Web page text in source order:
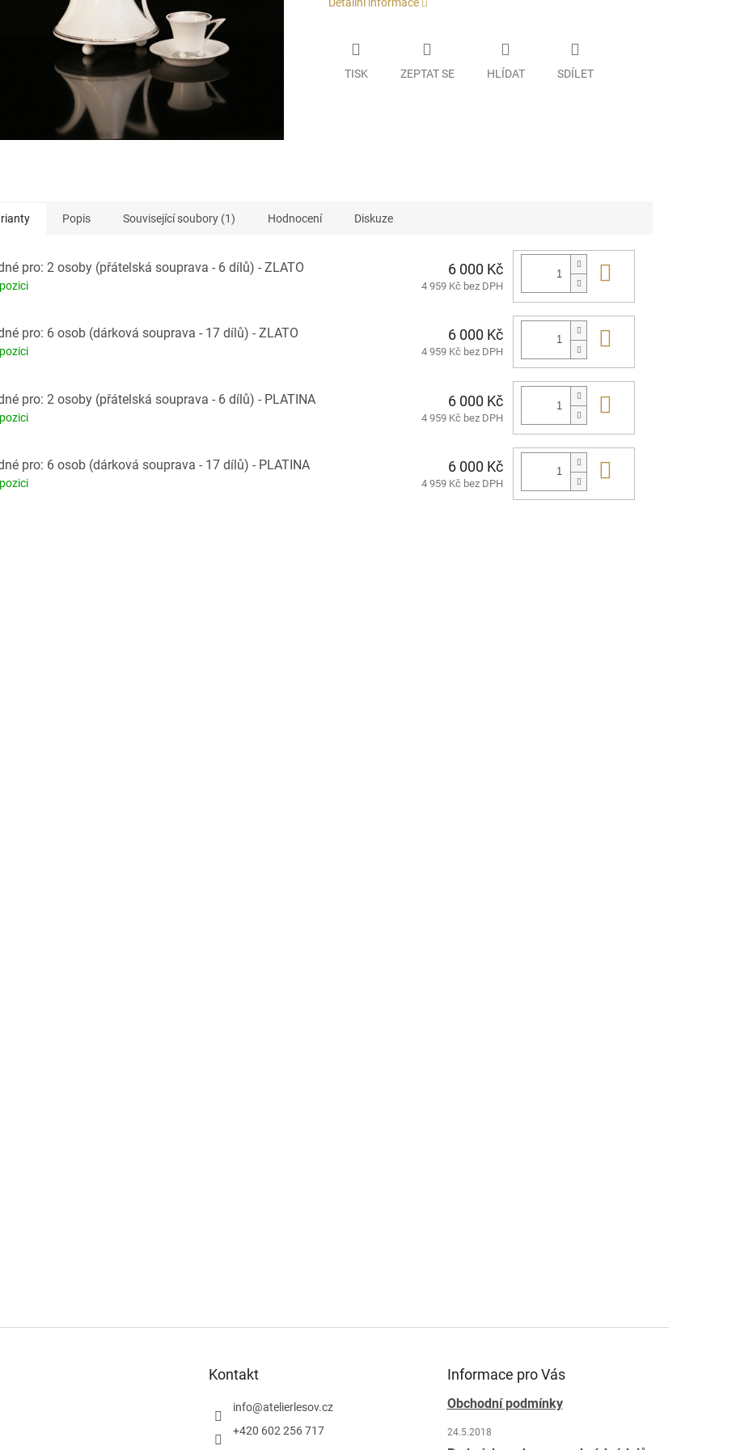
Detailní informace
TISK ZEPTAT SE HLÍDAT SDÍLET
Popis Související soubory (1) Hodnocení Diskuze
pro: 2 osoby (přátelská souprava - 6 dílů) - ZLATO 6 000 Kč
4 959 Kč bez DPH
pro: 6 osob (dárková souprava - 17 dílů) - ZLATO 6 000 Kč
4 959 Kč bez DPH
pro: 2 osoby (přátelská souprava - 6 dílů) - PLATINA 6 000 Kč
4 959 Kč bez DPH
pro: 6 osob (dárková souprava - 17 dílů) - PLATINA 6 000 Kč
4 959 Kč bez DPH
Kontakt
info@atelierlesov.cz
+420 602 256 717
Informace pro Vás
Obchodní podmínky
24.5.2018